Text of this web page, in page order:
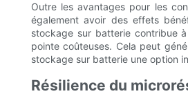
Outre les avantages pour les
également avoir des effets
stockage sur batterie contribue
pointe coûteuses. Cela peut
stockage sur batterie une option
Résilience du